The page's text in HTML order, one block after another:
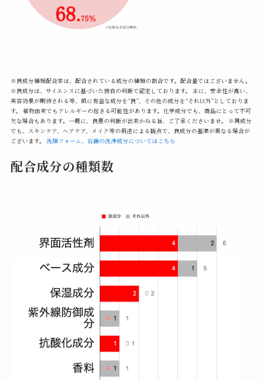
※良成分種類配合率は、配合されている成分の種類の割合です。配合量ではございません。
※良成分は、サイエンスに基づいた独自の判断で認定しております。 主に、安全性が高い、
美容効果が期待される等、肌に有益な成分を“良”、その他の成分を“それ以外”としておりま
す。 植物由来でもアレルギーの起きる可能性があります。化学成分でも、商品にとって不可
欠な場合もあります。一概に、良悪の判断が出来かねる旨、ご了承くださいませ。 ※同成分
でも、スキンケア、ヘアケア、メイク等の用途による観点で、良成分の基準が異なる場合が
ございます。 洗顔フォーム、石鹸の洗浄成分についてはこちら
配合成分の種類数